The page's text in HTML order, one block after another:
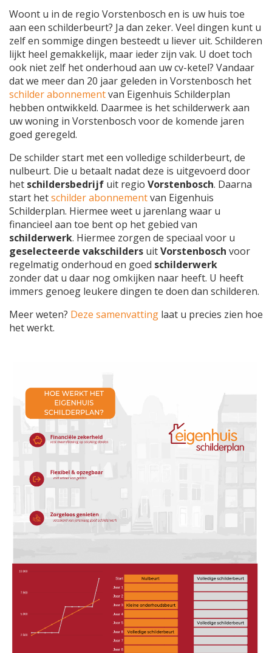
Woont u in de regio Vorstenbosch en is uw huis toe
aan een schilderbeurt? Ja dan zeker. Veel dingen kunt u
zelf en sommige dingen besteedt u liever uit. Schilderen
lijkt heel gemakkelijk, maar ieder zijn vak. U doet toch
ook niet zelf het onderhoud aan uw cv-ketel? Vandaar
dat we meer dan 20 jaar geleden in Vorstenbosch het
schilder abonnementvan Eigenhuis Schilderplan
hebben ontwikkeld. Daarmee is het schilderwerk aan
uw woning in Vorstenbosch voor de komende jaren
goed geregeld.
De schilder start met een volledige schilderbeurt, de
nulbeurt. Die u betaalt nadat deze is uitgevoerd door
het schildersbedrijf uit regio Vorstenbosch. Daarna
start hetschilder abonnementvan Eigenhuis
Schilderplan. Hiermee weet u jarenlang waar u
financieel aan toe bent op het gebied van
schilderwerk. Hiermee zorgen de speciaal voor u
geselecteerde vakschilders uitVorstenbosch voor
regelmatig onderhoud en goed schilderwerk
zonder dat u daar nog omkijken naar heeft. U heeft
immers genoeg leukere dingen te doen dan schilderen.
Meer weten? Deze samenvatting laat u precies zien hoe
het werkt.